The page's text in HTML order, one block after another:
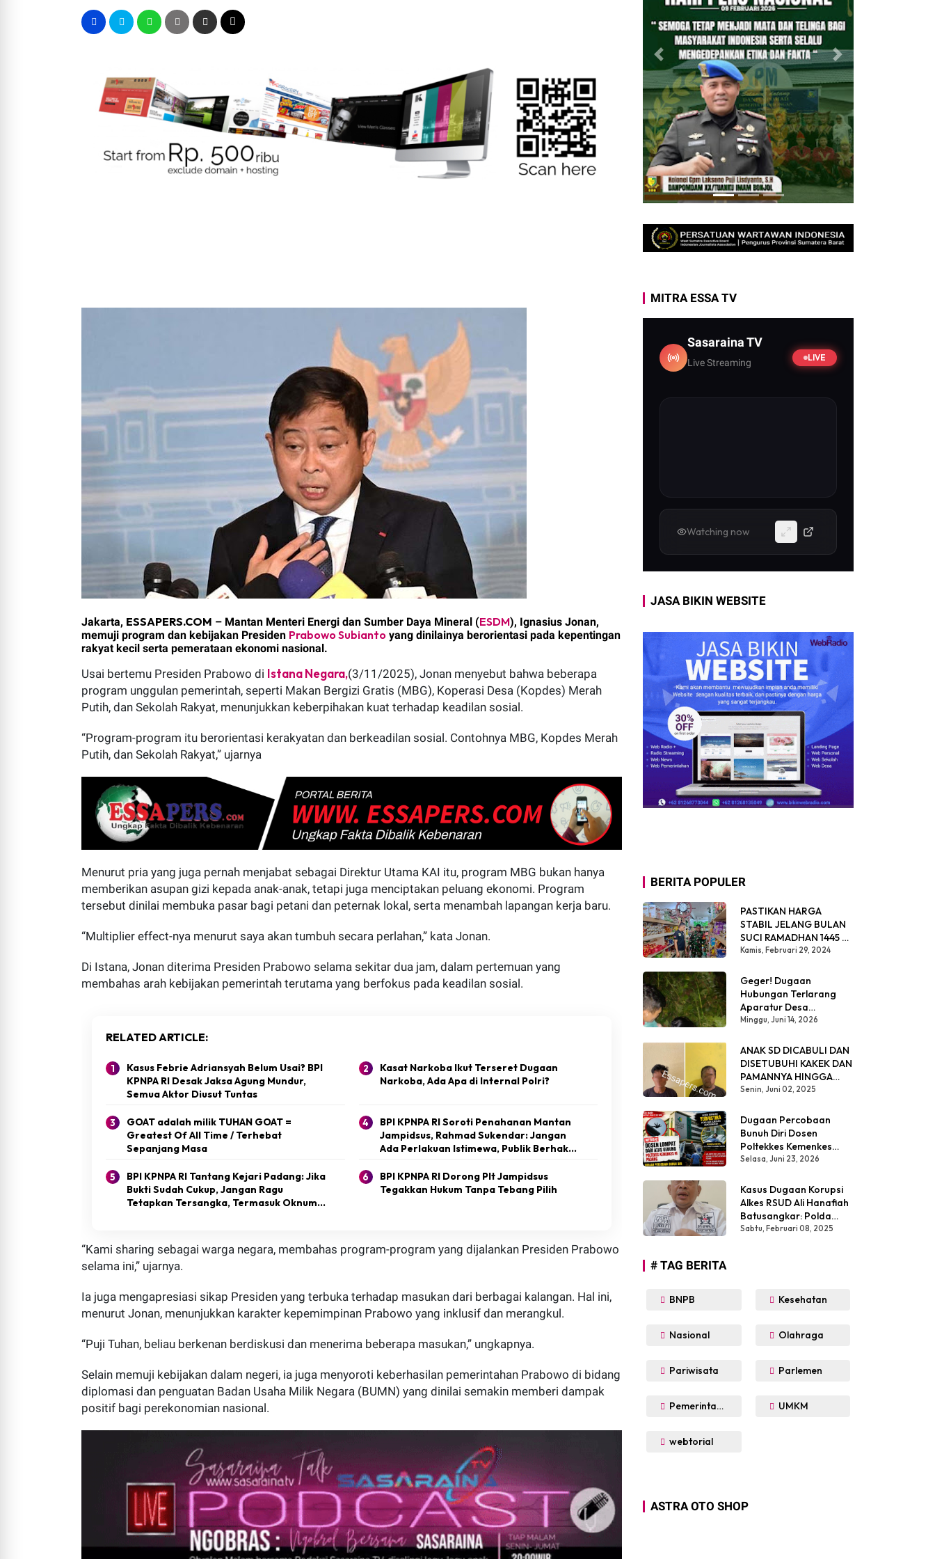
JAKARTA, essapers.com – Ketua Umum Badan Peneliti Independen Kekayaan Penyelenggara Negara dan Pengawas Anggaran Republik
Indonesia (BPI KP...
Oleh Miko Kamal Advokat dan Wakil Rektor III UISB Alkisah, pada suatu hari, Nabi Ibrahim menghancurkan patung-patung yang dijadikan
Direktur Utama RSUP Dr. M. Djamil Didesak Bertindak Tegas, Polemik Administratif Nova Afriani Dinilai Tak Bisa Lagi Didiamkan
Padang (essapers.com) – Polemik administratif yang menyeret nama Nova Afriani, S.H kini memasuki fase yang lebih serius. Setelah berbagai
fa...
Populer Bulan ini
Di Balik Kesederhanaan Camp Pekerja, Ephorus GKPM Hadir Menguatkan Iman dan Membawa Harapan Baru bagi Warga Mentawai
ESSAPERS.COM | LUNANG SILAUT, PESISIR SELATAN ~ Di tengah padatnya agenda pelayanan sebagai pimpinan tertinggi Gereja Kristen
Protestan Men...
ESSAPERS.COM | PADANG – Menindaklanjuti Putusan Dewan Pers Nomor: 888/DP/VI/2026 tentang Penyelesaian Pengaduan, Nova Afriani,
SH, MH me...
Dugaan Percobaan Bunuh Diri Dosen Poltekkes Kemenkes Padang Hebohkan Publik, Kronologi Kejadian Masih Simpang Siur
Padang (essapers.com) - Dugaan percobaan bunuh diri yang melibatkan seorang dosen Jurusan Keperawatan Poltekkes Kemenkes Padang
menghebohkan...
Bupati Rinto Tambah Anggaran Rp800 Juta untuk Sukseskan Porprov Sumbar XVI 2026, Mentawai Matangkan Persiapan Jadi Tuan Rumah
ESSAPERS.COM | TUAPEJAT ~ Pemerintah Kabupaten Kepulauan Mentawai kembali menunjukkan komitmen kuat dalam menyukseskan
penyelenggaraan Pekan...
Geger! Dugaan Hubungan Terlarang Aparatur Desa Terungkap dari Temuan Warga di Malam Hari Dalam Semak Belukar
ESSAPERS.COM | MENTAWAI ~ Dugaan pelanggaran norma sosial yang melibatkan Kepala Dusun Biu-Biu, Desa Saumanganyak, Kecamatan
Pagai Utara, me...
Jakarta, ESSAPERS.COM – Mantan Menteri Energi dan Sumber Daya Mineral (ESDM), Ignasius Jonan,
memuji program dan kebijakan Presiden Prabowo Subianto yang dinilainya berorientasi pada kepentingan
rakyat kecil serta pemerataan ekonomi nasional.
Usai bertemu Presiden Prabowo di Istana Negara,(3/11/2025), Jonan menyebut bahwa beberapa
program unggulan pemerintah, seperti Makan Bergizi Gratis (MBG), Koperasi Desa (Kopdes) Merah
Putih, dan Sekolah Rakyat, menunjukkan keberpihakan kuat terhadap keadilan sosial.
“Program-program itu berorientasi kerakyatan dan berkeadilan sosial. Contohnya MBG, Kopdes Merah
Putih, dan Sekolah Rakyat,” ujarnya
Menurut pria yang juga pernah menjabat sebagai Direktur Utama KAI itu, program MBG bukan hanya
memberikan asupan gizi kepada anak-anak, tetapi juga menciptakan peluang ekonomi. Program
tersebut dinilai membuka pasar bagi petani dan peternak lokal, serta menambah lapangan kerja baru.
“Multiplier effect-nya menurut saya akan tumbuh secara perlahan,” kata Jonan.
Di Istana, Jonan diterima Presiden Prabowo selama sekitar dua jam, dalam pertemuan yang
membahas arah kebijakan pemerintah terutama yang berfokus pada keadilan sosial.
RELATED ARTICLE
Kasus Febrie Adriansyah Belum Usai? BPI
KPNPA RI Desak Jaksa Agung Mundur,
Semua Aktor Diusut Tuntas
Kasat Narkoba Ikut Terseret Dugaan
Narkoba, Ada Apa di Internal Polri?
GOAT adalah milik TUHAN GOAT =
Greatest Of All Time / Terhebat
Sepanjang Masa
BPI KPNPA RI Soroti Penahanan Mantan
Jampidsus, Rahmad Sukendar: Jangan
Ada Perlakuan Istimewa, Publik Berhak
BPI KPNPA RI Tantang Kejari Padang: Jika
Bukti Sudah Cukup, Jangan Ragu
Tetapkan Tersangka, Termasuk Oknum
BPI KPNPA RI Dorong Plt Jampidsus
Tegakkan Hukum Tanpa Tebang Pilih
“Kami sharing sebagai warga negara, membahas program-program yang dijalankan Presiden Prabowo
selama ini,” ujarnya.
Ia juga mengapresiasi sikap Presiden yang terbuka terhadap masukan dari berbagai kalangan. Hal ini,
menurut Jonan, menunjukkan karakter kepemimpinan Prabowo yang inklusif dan merangkul.
“Puji Tuhan, beliau berkenan berdiskusi dan menerima beberapa masukan,” ungkapnya.
Selain memuji kebijakan dalam negeri, ia juga menyoroti keberhasilan pemerintahan Prabowo di bidang
diplomasi dan penguatan Badan Usaha Milik Negara (BUMN) yang dinilai semakin memberi dampak
positif bagi perekonomian nasional.
MITRA ESSA TV
Sasaraina TV
Live Streaming LIVE
Watching now
JASA BIKIN WEBSITE
BERITA POPULER
PASTIKAN HARGA
STABIL JELANG BULAN
SUCI RAMADHAN 1445 H,
BABINSA SIKABALUAN
PENEGECEKAN HARGA
SEMBAKO
Kamis, Februari 29, 2024
Geger! Dugaan
Hubungan Terlarang
Aparatur Desa
Terungkap dari Temuan
Dalam Semak Belukar
Minggu, Juni 14, 2026
ANAK SD DICABULI DAN
DISETUBUHI KAKEK DAN
PAMANNYA HINGGA
HAMIL
Senin, Juni 02, 2025
Dugaan Percobaan
Bunuh Diri Dosen
Poltekkes Kemenkes
Padang Hebohkan
Kejadian Masih Simpang
Siur
Selasa, Juni 23, 2026
Kasus Dugaan Korupsi
Alkes RSUD Ali Hanafiah
Batusangkar: Polda
Sumbar Diminta
Sabtu, Februari 08, 2025
# TAG BERITA
BNPB Kesehatan
Nasional Olahraga
Pariwisata Parlemen
Pemerintahan UMKM
webtorial
ASTRA OTO SHOP